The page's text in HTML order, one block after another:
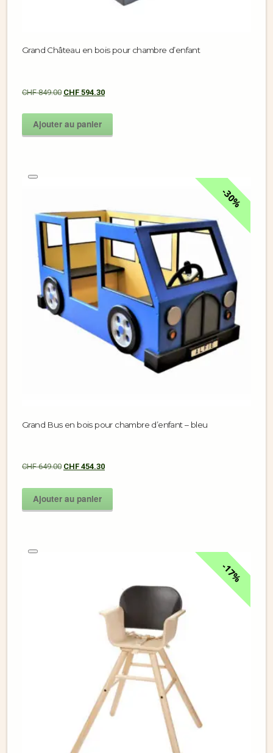
Grand Château en bois pour chambre d’enfant
CHF849.00 CHF 594.30
Ajouter au panier
30%
Grand Bus en bois pour chambre d’enfant – bleu
CHF649.00 CHF 454.30
Ajouter au panier
17%